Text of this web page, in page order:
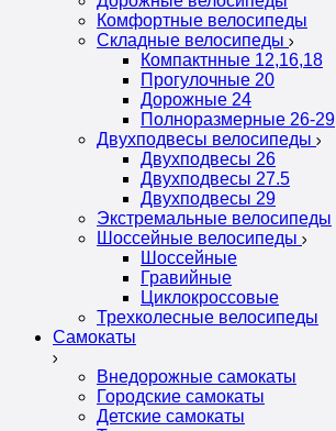
Комфортные велосипеды
Складные велосипеды
Компактнные 12,16,18
Прогулочные 20
Дорожные 24
Полноразмерные 26-29
Двухподвесы велосипеды
Двухподвесы 26
Двухподвесы 27.5
Двухподвесы 29
Экстремальные велосипеды
Шоссейные велосипеды
Шоссейные
Гравийные
Циклокроссовые
Трехколесные велосипеды
Самокаты
Внедорожные самокаты
Городские самокаты
Детские самокаты